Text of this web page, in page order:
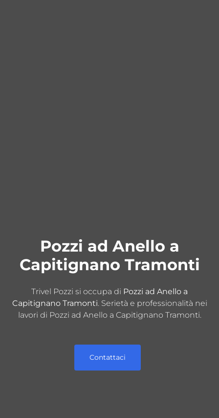
Pozzi ad Anello a
Capitignano Tramonti
Trivel Pozzi si occupa di Pozzi ad Anello a
Capitignano Tramonti. Serietà e professionalità nei
lavori di Pozzi ad Anello a Capitignano Tramonti.
Contattaci